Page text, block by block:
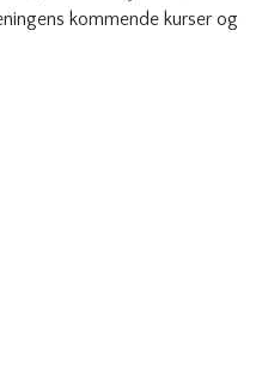
kommende kurser og